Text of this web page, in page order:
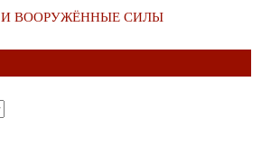
ВООРУЖЁННЫЕ СИЛЫ